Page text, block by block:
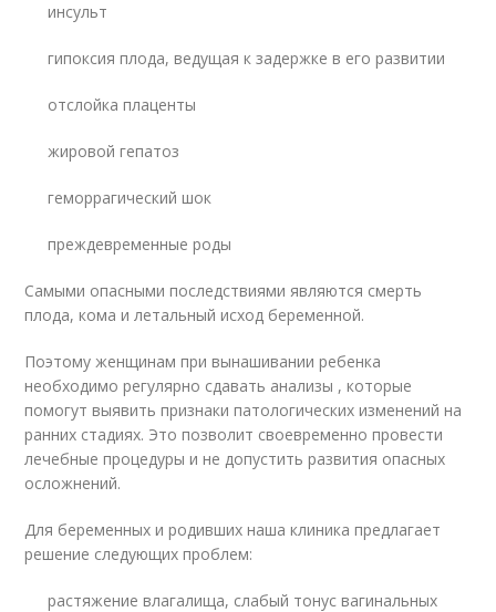
инсульт
гипоксия плода, ведущая к задержке в его развитии
отслойка плаценты
жировой гепатоз
геморрагический шок
преждевременные роды
Самыми опасными последствиями являются смерть
плода, кома и летальный исход беременной.
Поэтому женщинам при вынашивании ребенка
необходимо регулярно сдавать анализы , которые
помогут выявить признаки патологических изменений на
ранних стадиях. Это позволит своевременно провести
лечебные процедуры и не допустить развития опасных
осложнений.
Для беременных и родивших наша клиника предлагает
решение следующих проблем:
растяжение влагалища, слабый тонус вагинальных